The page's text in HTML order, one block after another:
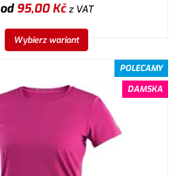
od95,00Kčz VAT
Wybierz wariant
POLECAMY
DAMSKA